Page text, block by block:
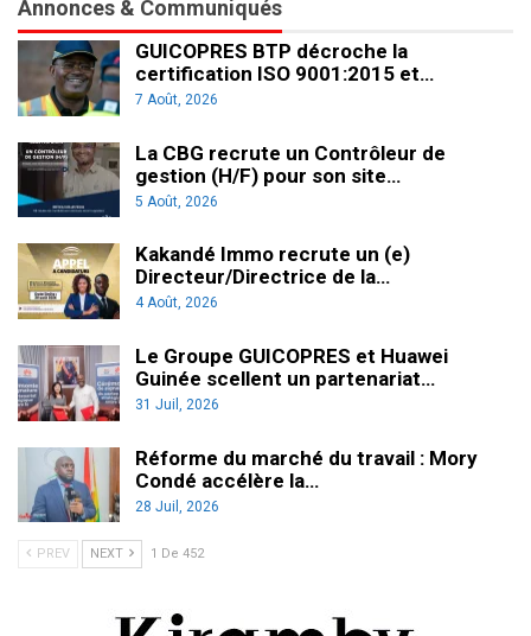
Annonces & Communiqués
GUICOPRES BTP décroche la
certification ISO 9001:2015 et…
7 Août, 2026
La CBG recrute un Contrôleur de
gestion (H/F) pour son site…
5 Août, 2026
Kakandé Immo recrute un (e)
Directeur/Directrice de la…
4 Août, 2026
Le Groupe GUICOPRES et Huawei
Guinée scellent un partenariat…
31 Juil, 2026
Réforme du marché du travail : Mory
Condé accélère la…
28 Juil, 2026
PREV NEXT 1 De 452